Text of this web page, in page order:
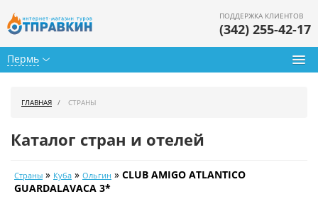
Пермь
ПОДДЕРЖКА КЛИЕНТОВ
(342) 255-42-17
Календарь туров
ГЛАВНАЯ СТРАНЫ
Каталог стран и отелей
Страны » Куба » Ольгин » CLUB AMIGO ATLANTICO
GUARDALAVACA 3*